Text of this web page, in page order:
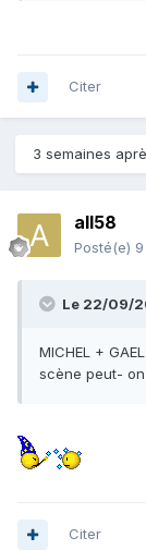
Citer
3 semaines
all58
Posté(e)
Le 22/09/
MICHEL +
scène peut-
Citer